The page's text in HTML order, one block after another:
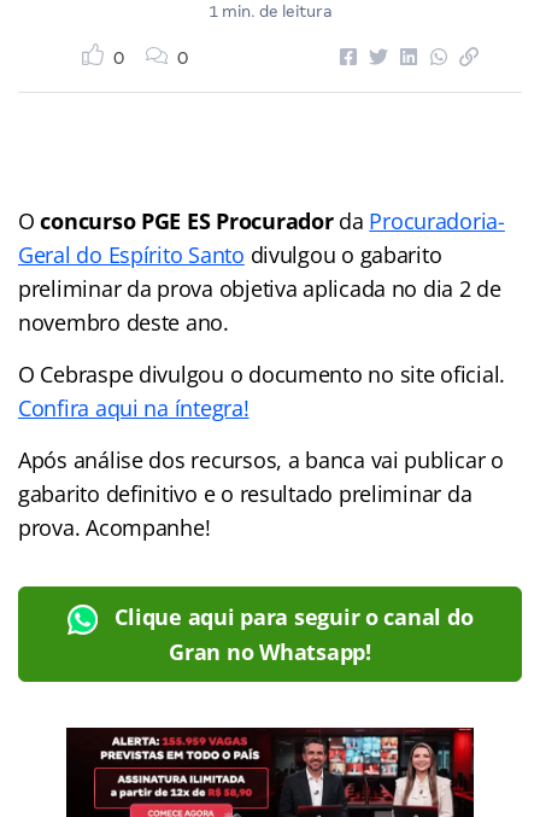
1 min. de leitura
0 0
Oconcurso PGE ES Procuradorda Procuradoria-
Geral do Espírito Santo divulgou o gabarito
preliminar da prova objetiva aplicada no dia 2 de
novembro deste ano.
O Cebraspe divulgou o documento no site oficial.
Confira aqui na íntegra!
Após análise dos recursos, a banca vai publicar o
gabarito definitivo e o resultado preliminar da
prova. Acompanhe!
Clique aqui para seguir o canal do
Gran no Whatsapp!